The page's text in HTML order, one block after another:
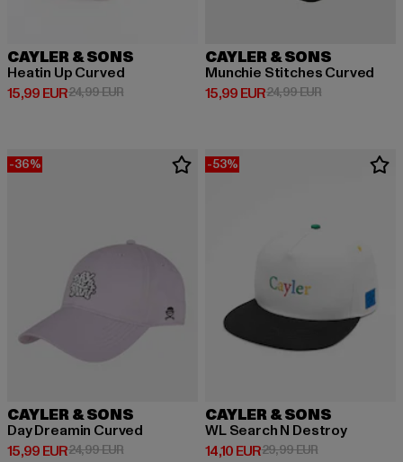
CAYLER & SONS
Heatin Up Curved
15,99 EUR
Derzeitiger Preis: 15,99 EUR
24,99 EURAktionspreis: 24,99 EUR
CAYLER & SONS
Munchie Stitches Curved
15,99 EUR
Derzeitiger Preis: 15,99 EUR
24,99 EURAktionspreis:
-36%
CAYLER & SONS
Day Dreamin Curved
15,99 EUR
Derzeitiger Preis: 15,99 EUR
24,99 EURAktionspreis: 24,99 EUR
-53%
CAYLER & SONS
WL Search N Destroy
14,10 EUR
Derzeitiger Preis: 14,10 EUR
29,99 EURAktionspreis: